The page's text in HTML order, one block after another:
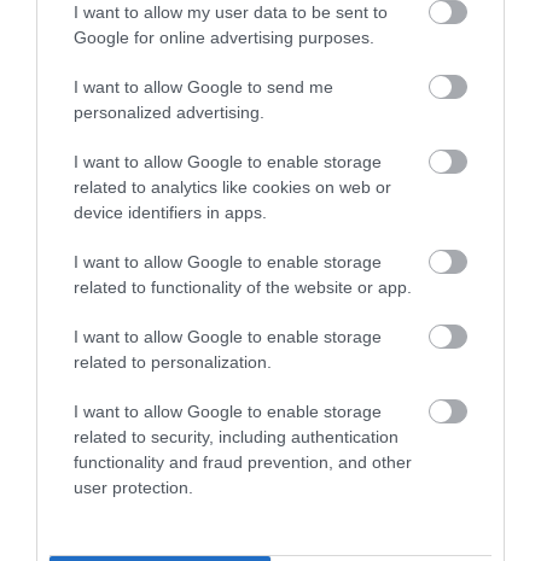
I want to allow my user data to be sent to
Google for online advertising purposes.
I want to allow Google to send me
personalized advertising.
I want to allow Google to enable storage
related to analytics like cookies on web or
device identifiers in apps.
I want to allow Google to enable storage
related to functionality of the website or app.
I want to allow Google to enable storage
related to personalization.
I want to allow Google to enable storage
related to security, including authentication
functionality and fraud prevention, and other
user protection.
«Πυρ ομαδόν» από το πρώην γραφείο Τύπου της
«Ελπίδας»: Γιατί ζητούν την δημοσιοποίηση των
Τα κρατικά ΜΜΕ στην Βόρεια Κορέα προτείνουν…
σούπα με κρέας σκύλου για τον καύσωνα
CELEBRITIES 21:19
Φραντσέσκα Τόκα: Κορμάρα η Ιταλίδα καλλονή
της Eurovision – Οι γυμνές φωτογραφίες στην
μπανιέρα που εντυπωσίασαν
Πανάκριβη η μπάλα από το «χέρι του θεού» –
Ζαλίζει η εκτίμησή της στην επερχόμενη
δημοπρασία